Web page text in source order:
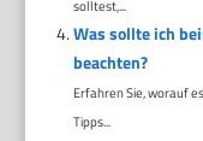
solltest,...
Was sollte ich
beachten?
Erfahren Sie, worauf
Tipps...